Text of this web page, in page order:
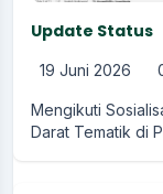
Update Status
19 Juni 2026
Mengikuti
Darat Tematik di